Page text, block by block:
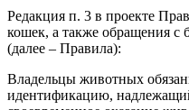
Редакция п. 3 в проекте
кошек, а также обращения
(далее – Правила):
Владельцы животных
идентификацию,